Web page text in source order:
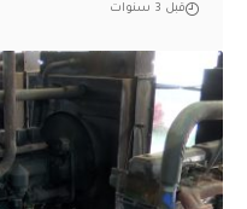
قبل 3 سنوات